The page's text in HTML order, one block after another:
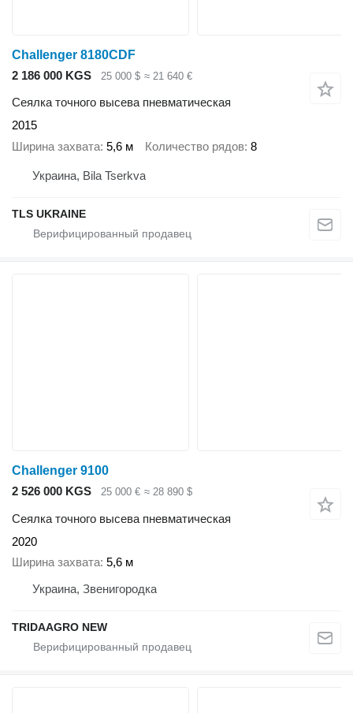
Challenger 8180CDF
2 186 000 KGS
25 000 $ ≈ 21 640 €
Сеялка точного высева пневматическая
2015
Ширина захвата 5,6 м Количество рядов 8
Украина, Bila Tserkva
TLS UKRAINE
Challenger 9100
2 526 000 KGS
25 000 € ≈ 28 890 $
Сеялка точного высева пневматическая
2020
Ширина захвата 5,6 м
Украина, Звенигородка
TRIDAAGRO NEW